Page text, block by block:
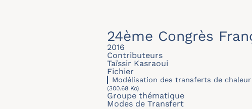
24ème Congrès
2016
Contributeurs
Taïssir Kasraoui
Fichier
Modélisation des transferts de
(300.68 Ko)
Groupe thématique
Modes de Transfert